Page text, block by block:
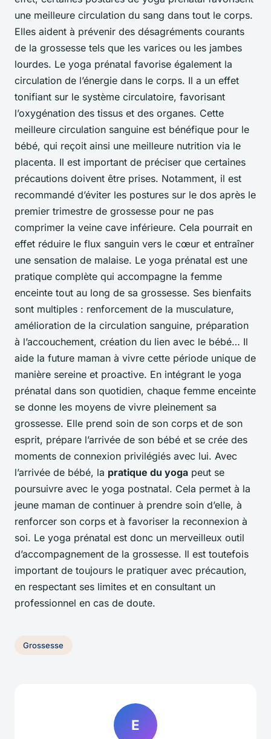
une meilleure circulation du sang dans tout le corps.
Elles aident à prévenir des désagréments courants
de la grossesse tels que les varices ou les jambes
lourdes. Le yoga prénatal favorise également la
circulation de l’énergie dans le corps. Il a un effet
tonifiant sur le système circulatoire, favorisant
l’oxygénation des tissus et des organes. Cette
meilleure circulation sanguine est bénéfique pour le
bébé, qui reçoit ainsi une meilleure nutrition via le
placenta. Il est important de préciser que certaines
précautions doivent être prises. Notamment, il est
recommandé d’éviter les postures sur le dos après le
premier trimestre de grossesse pour ne pas
comprimer la veine cave inférieure. Cela pourrait en
effet réduire le flux sanguin vers le cœur et entraîner
une sensation de malaise. Le yoga prénatal est une
pratique complète qui accompagne la femme
enceinte tout au long de sa grossesse. Ses bienfaits
sont multiples : renforcement de la musculature,
amélioration de la circulation sanguine, préparation
à l’accouchement, création du lien avec le bébé… Il
aide la future maman à vivre cette période unique de
manière sereine et proactive. En intégrant le yoga
prénatal dans son quotidien, chaque femme enceinte
se donne les moyens de vivre pleinement sa
grossesse. Elle prend soin de son corps et de son
esprit, prépare l’arrivée de son bébé et se crée des
moments de connexion privilégiés avec lui. Avec
l’arrivée de bébé, la pratique du yoga peut se
poursuivre avec le yoga postnatal. Cela permet à la
jeune maman de continuer à prendre soin d’elle, à
renforcer son corps et à favoriser la reconnexion à
soi. Le yoga prénatal est donc un merveilleux outil
d’accompagnement de la grossesse. Il est toutefois
important de toujours le pratiquer avec précaution,
en respectant ses limites et en consultant un
professionnel en cas de doute.
Grossesse
E